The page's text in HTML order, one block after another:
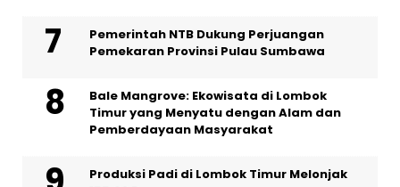
Pemerintah NTB Dukung Perjuangan
Pemekaran Provinsi Pulau Sumbawa
Bale Mangrove: Ekowisata di Lombok
Timur yang Menyatu dengan Alam dan
Pemberdayaan Masyarakat
Produksi Padi di Lombok Timur Melonjak